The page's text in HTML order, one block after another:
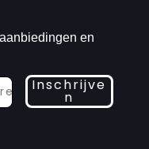
en
Inschrijve
n